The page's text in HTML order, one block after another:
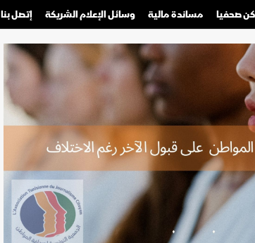
كن صحفيا
صحفي محترف
صحفي مواطن
مساندة مالية وسائل الإعلام الشريكة إتصل بنا